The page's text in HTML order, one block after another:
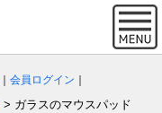
会員ログイン
> ガラスのマウスパッド